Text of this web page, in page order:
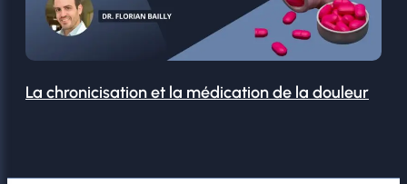
La chronicisation et la médication de la douleur